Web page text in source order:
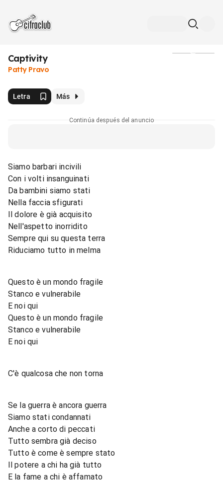
Captivity
Patty Pravo
Letra Más
Continúa después del anuncio
Siamo barbari incivili
Con i volti insanguinati
Da bambini siamo stati
Nella faccia sfigurati
Il dolore è già acquisito
Nell'aspetto inorridito
Sempre qui su questa terra
Riduciamo tutto in melma
Questo è un mondo fragile
Stanco e vulnerabile
E noi qui
Questo è un mondo fragile
Stanco e vulnerabile
E noi qui
C'è qualcosa che non torna
Se la guerra è ancora guerra
Siamo stati condannati
Anche a corto di peccati
Tutto sembra già deciso
Tutto è come è sempre stato
Il potere a chi ha già tutto
E la fame a chi è affamato